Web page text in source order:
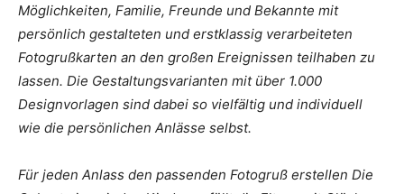
Möglichkeiten, Familie, Freunde und Bekannte mit
persönlich gestalteten und erstklassig verarbeiteten
Fotogrußkarten an den großen Ereignissen teilhaben zu
lassen. Die Gestaltungsvarianten mit über 1.000
Designvorlagen sind dabei so vielfältig und individuell
wie die persönlichen Anlässe selbst.
Für jeden Anlass den passenden Fotogruß erstellen Die